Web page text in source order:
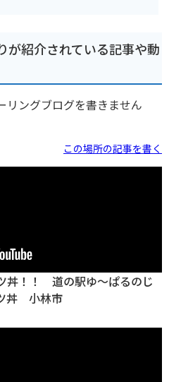
が紹介されている記事や動
リングブログを書きません
この場所の記事を書く
丼！！ 道の駅ゆ～ぱるのじ
丼 小林市